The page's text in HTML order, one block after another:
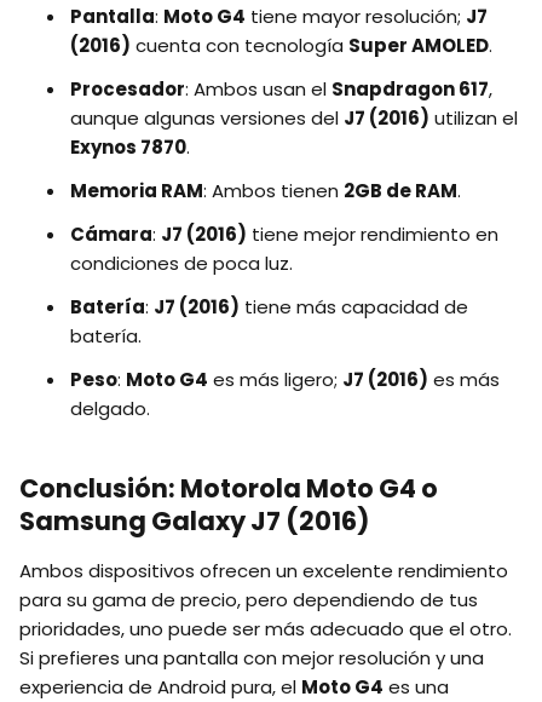
Pantalla: Moto G4 tiene mayor resolución; J7
(2016) cuenta con tecnología Super AMOLED.
Procesador: Ambos usan el Snapdragon 617,
aunque algunas versiones del J7 (2016) utilizan el
Exynos 7870.
Memoria RAM: Ambos tienen 2GB de RAM.
Cámara: J7 (2016) tiene mejor rendimiento en
condiciones de poca luz.
Batería: J7 (2016) tiene más capacidad de
batería.
Peso: Moto G4 es más ligero; J7 (2016) es más
delgado.
Conclusión: Motorola Moto G4 o
Samsung Galaxy J7 (2016)
Ambos dispositivos ofrecen un excelente rendimiento
para su gama de precio, pero dependiendo de tus
prioridades, uno puede ser más adecuado que el otro.
Si prefieres una pantalla con mejor resolución y una
experiencia de Android pura, el Moto G4 es una